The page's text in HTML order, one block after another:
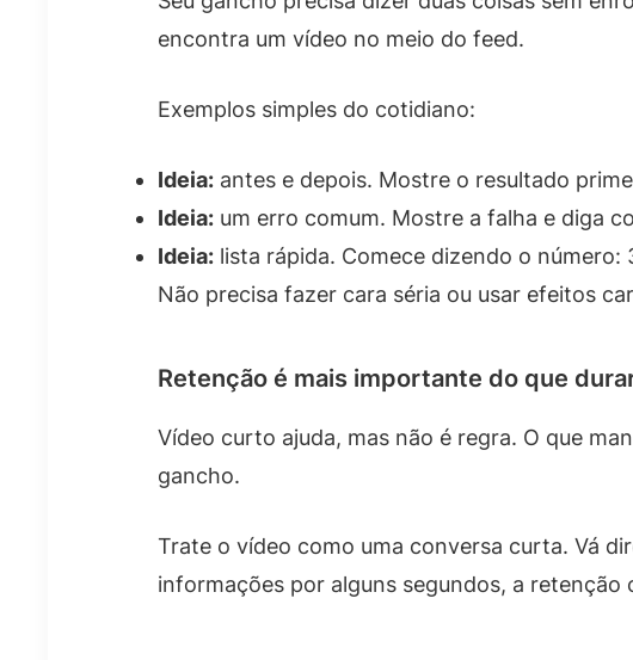
encontra um vídeo no meio do feed.
Exemplos simples do cotidiano:
Ideia: antes e depois. Mostre o resultado
Ideia: um erro comum. Mostre a falha e diga
Ideia: lista rápida. Comece dizendo o número:
Não precisa fazer cara séria ou usar efeitos
Retenção é mais importante do que
Vídeo curto ajuda, mas não é regra. O que
gancho.
Trate o vídeo como uma conversa curta. Vá
informações por alguns segundos, a retenção